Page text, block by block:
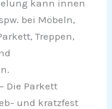
kann innen
bei Möbeln,
Treppen,
– Die Parkett
und kratzfest